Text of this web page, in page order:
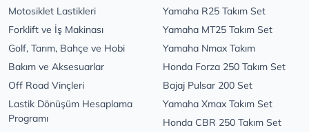
Motosiklet Lastikleri
Forklift ve İş Makinası
Golf, Tarım, Bahçe ve Hobi
Bakım ve Aksesuarlar
Off Road Vinçleri
Lastik Dönüşüm Hesaplama
Programı
Yamaha R25 Takım Set
Yamaha MT25 Takım Set
Yamaha Nmax Takım
Honda Forza 250 Takım Set
Bajaj Pulsar 200 Set
Yamaha Xmax Takım Set
Honda CBR 250 Takım Set